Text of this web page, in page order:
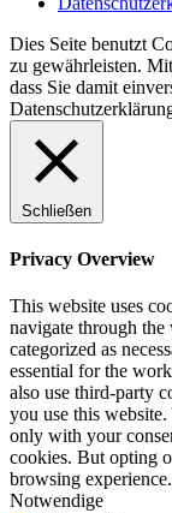
Dies Seite benutzt
zu gewährleisten.
dass Sie damit
Schließen
Privacy Overview
This website uses
navigate through the
categorized as
essential for the
also use third-party
you use this
only with your
cookies. But opting
browsing experience.
Notwendige